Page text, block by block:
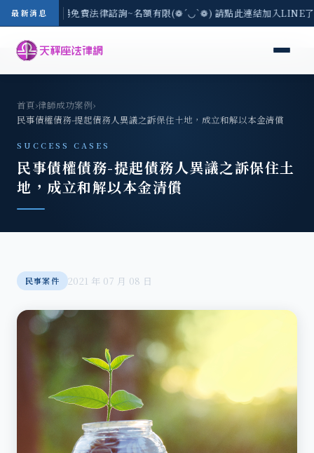
最新消息
-8/3(一) 現場免費法律諮詢~名額有限(❁´◡`❁) 請點此連結加入LINE
首頁›律師成功案例›
民事債權債務-提起債務人異議之訴保住土地，成立和解以本金清償
SUCCESS CASES
民事債權債務-提起債務人異議之訴保住土
地，成立和解以本金清償
民事案件 2021 年 07 月 08 日